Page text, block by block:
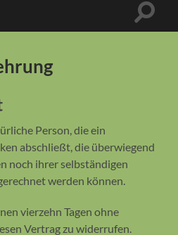
Person, die ein
abschließt, die überwiegend
noch ihrer selbständigen
werden können.
vierzehn Tagen ohne
Vertrag zu widerrufen.